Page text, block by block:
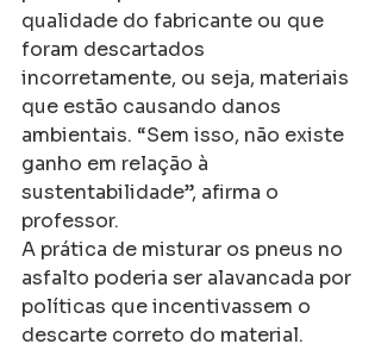
qualidade do fabricante ou que
foram descartados
incorretamente, ou seja, materiais
que estão causando danos
ambientais. “Sem isso, não existe
ganho em relação à
sustentabilidade”, afirma o
professor.
A prática de misturar os pneus no
asfalto poderia ser alavancada por
políticas que incentivassem o
descarte correto do material.